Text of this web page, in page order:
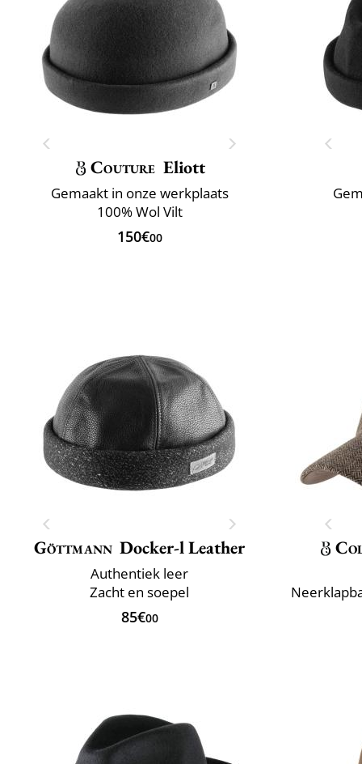
Couture Eliott
Gemaakt in onze werkplaats
100% Wol Vilt
150€00
Göttmann Docker-l Leather
Authentiek leer
Zacht en soepel
85€00